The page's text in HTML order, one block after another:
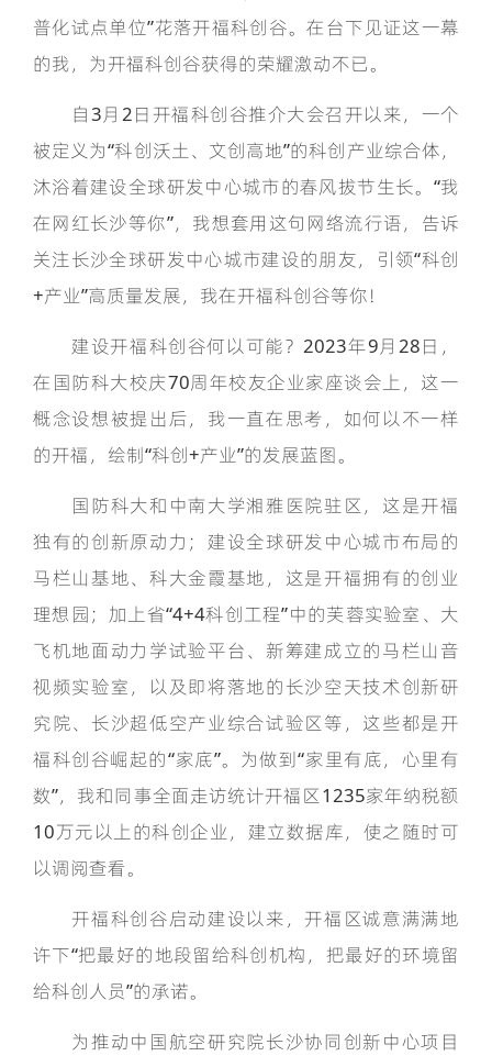
普化试点单位”花落开福科创谷。在台下见证这一幕
的我，为开福科创谷获得的荣耀激动不已。
自3月2日开福科创谷推介大会召开以来，一个
被定义为“科创沃土、文创高地”的科创产业综合体，
沐浴着建设全球研发中心城市的春风拔节生长。“我
在网红长沙等你”，我想套用这句网络流行语，告诉
关注长沙全球研发中心城市建设的朋友，引领“科创
+产业”高质量发展，我在开福科创谷等你！
建设开福科创谷何以可能？2023年9月28日，
在国防科大校庆70周年校友企业家座谈会上，这一
概念设想被提出后，我一直在思考，如何以不一样
的开福，绘制“科创+产业”的发展蓝图。
国防科大和中南大学湘雅医院驻区，这是开福
独有的创新原动力；建设全球研发中心城市布局的
马栏山基地、科大金霞基地，这是开福拥有的创业
理想园；加上省“4+4科创工程”中的芙蓉实验室、大
飞机地面动力学试验平台、新筹建成立的马栏山音
视频实验室，以及即将落地的长沙空天技术创新研
究院、长沙超低空产业综合试验区等，这些都是开
福科创谷崛起的“家底”。为做到“家里有底，心里有
数”，我和同事全面走访统计开福区1235家年纳税额
10万元以上的科创企业，建立数据库，使之随时可
以调阅查看。
开福科创谷启动建设以来，开福区诚意满满地
许下“把最好的地段留给科创机构，把最好的环境留
给科创人员”的承诺。
为推动中国航空研究院长沙协同创新中心项目